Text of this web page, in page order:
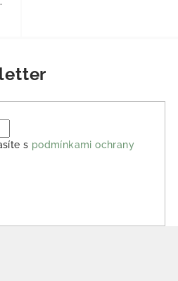
s podmínkami ochrany